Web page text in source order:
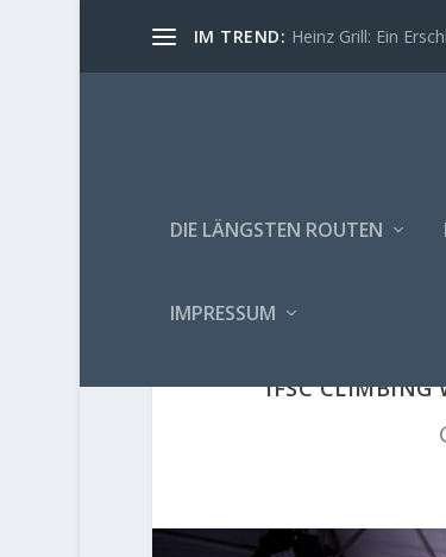
IM TREND: Heinz Grill: Ein
DIE LÄNGSTEN ROUTEN
IMPRESSUM
IFSC CLIMBING